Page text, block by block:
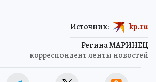
Регина МАРИНЕЦ
корреспондент ленты новостей
Источник: kp.ru